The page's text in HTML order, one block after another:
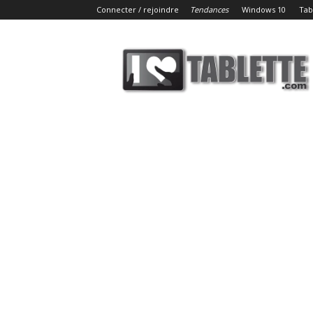
Connecter / rejoindre Tendances Windows 10